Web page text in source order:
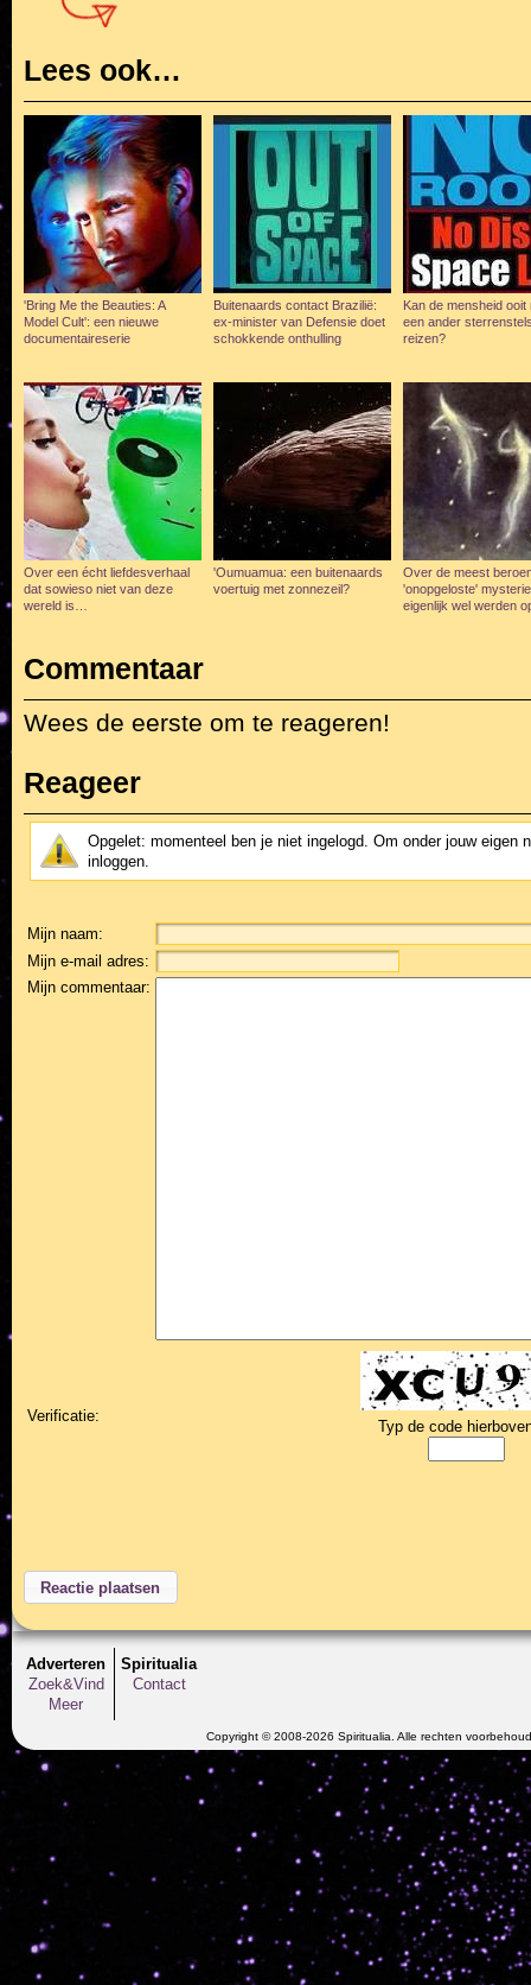
Lees ook…
'Bring Me the Beauties: A
Model Cult': een nieuwe
documentaireserie
Buitenaards contact Brazilië:
ex-minister van Defensie doet
schokkende onthulling
Kan de mensheid ooit
een ander
reizen?
Over een écht liefdesverhaal
dat sowieso niet van deze
wereld is…
'Oumuamua: een buitenaards
voertuig met zonnezeil?
Over de meest
'onopgeloste'
eigenlijk wel werden
Commentaar
Wees de eerste om te reageren!
Reageer
Opgelet: momenteel ben je niet ingelogd. Om onder jouw eigen
inloggen.
Mijn naam:
Mijn e-mail adres:
Mijn commentaar:
Verificatie:
Typ de code
Adverteren
Zoek&Vind
Meer
Spiritualia
Contact
Copyright © 2008-2026 Spiritualia. Alle rechten